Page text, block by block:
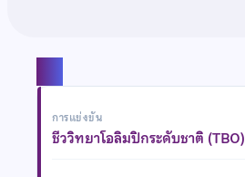
การแข่งขัน
ชีววิทยาโอลิมปิกระดับชาติ (TBO)